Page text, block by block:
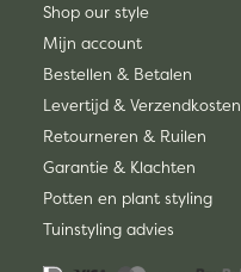
Shop our style
Mijn account
Bestellen & Betalen
Levertijd & Verzendkosten
Retourneren & Ruilen
Garantie & Klachten
Potten en plant styling
Tuinstyling advies